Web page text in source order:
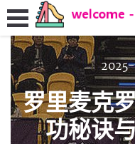
罗里麦克
功秘诀